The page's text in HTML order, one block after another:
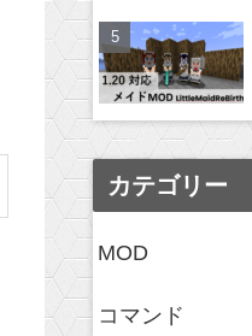
カテゴリー
MOD
コマンド